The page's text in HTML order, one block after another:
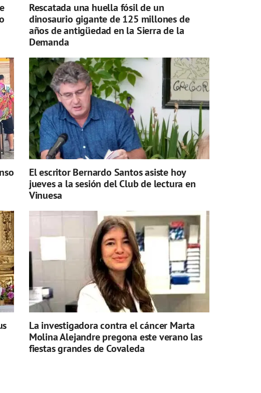
Rescatada una huella fósil de un
dinosaurio gigante de 125 millones de
años de antigüedad en la Sierra de la
Demanda
El escritor Bernardo Santos asiste hoy
jueves a la sesión del Club de lectura en
Vinuesa
La investigadora contra el cáncer Marta
Molina Alejandre pregona este verano las
fiestas grandes de Covaleda